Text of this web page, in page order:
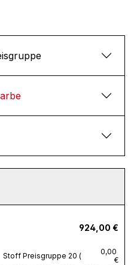
924,00 €
Stoff Preisgruppe 20 (
0,00
€